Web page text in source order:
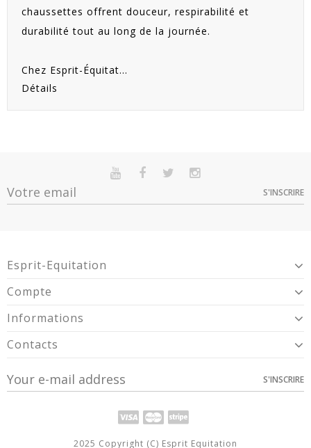
chaussettes offrent douceur, respirabilité et
durabilité tout au long de la journée.
Chez Esprit-Équitat...
Détails
S'INSCRIRE
Esprit-Equitation
Compte
Informations
Contacts
2025 Copyright (C) Esprit Equitation
S'INSCRIRE